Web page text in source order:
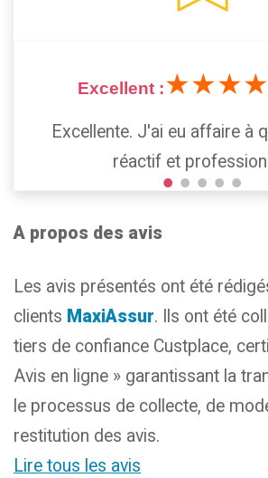
Excellent :
Excellente. J'ai eu affaire à
réactif et
A propos des avis
Les avis présentés ont été
clients MaxiAssur.
Ils ont été
tiers de confiance Custplace,
Avis en ligne » garantissant la
le processus de collecte, de
restitution des avis.
Lire tous les avis